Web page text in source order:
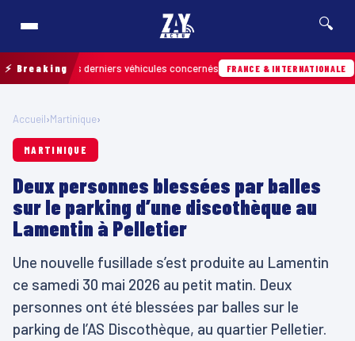
🔍
⚡ Breaking
les derniers véhicules concernés FRANCE & INTERNATIONALE Hier ·
Accueil›Martinique›
MARTINIQUE
Deux personnes blessées par balles
sur le parking d’une discothèque au
Lamentin à Pelletier
Une nouvelle fusillade s’est produite au Lamentin
ce samedi 30 mai 2026 au petit matin. Deux
personnes ont été blessées par balles sur le
parking de l’AS Discothèque, au quartier Pelletier.